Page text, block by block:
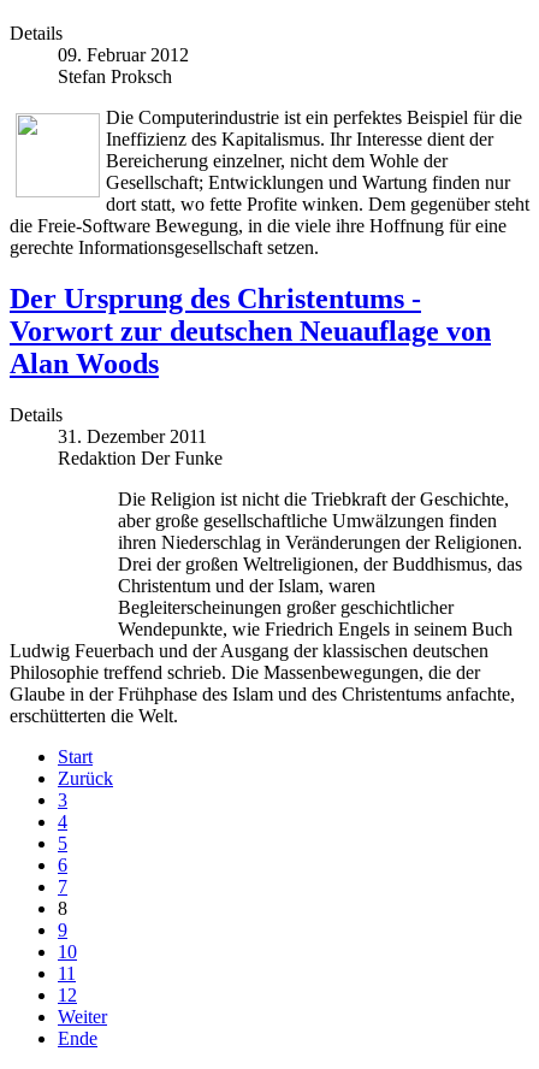
Details
09. Februar 2012
Stefan Proksch
Die Computerindustrie ist ein perfektes Beispiel für die
Ineffizienz des Kapitalismus. Ihr Interesse dient der
Bereicherung einzelner, nicht dem Wohle der
Gesellschaft; Entwicklungen und Wartung finden nur
dort statt, wo fette Profite winken. Dem gegenüber steht
die Freie-Software Bewegung, in die viele ihre Hoffnung für eine
gerechte Informationsgesellschaft setzen.
Der Ursprung des Christentums -
Vorwort zur deutschen Neuauflage von
Alan Woods
Details
31. Dezember 2011
Redaktion Der Funke
Die Religion ist nicht die Triebkraft der Geschichte,
aber große gesellschaftliche Umwälzungen finden
ihren Niederschlag in Veränderungen der Religionen.
Drei der großen Weltreligionen, der Buddhismus, das
Christentum und der Islam, waren
Begleiterscheinungen großer geschichtlicher
Wendepunkte, wie Friedrich Engels in seinem Buch
Ludwig Feuerbach und der Ausgang der klassischen deutschen
Philosophie treffend schrieb. Die Massenbewegungen, die der
Glaube in der Frühphase des Islam und des Christentums anfachte,
erschütterten die Welt.
Start
Zurück
3
4
5
6
7
8
9
10
11
12
Weiter
Ende